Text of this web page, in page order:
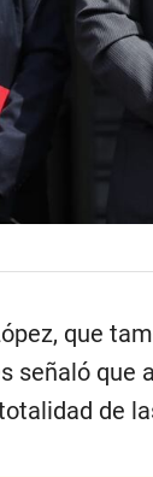
que
señaló que
de